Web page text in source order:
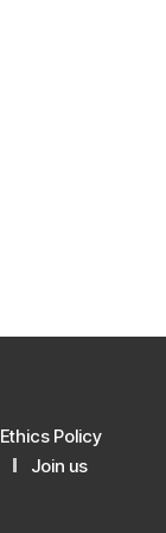
Ethics Policy
Join us